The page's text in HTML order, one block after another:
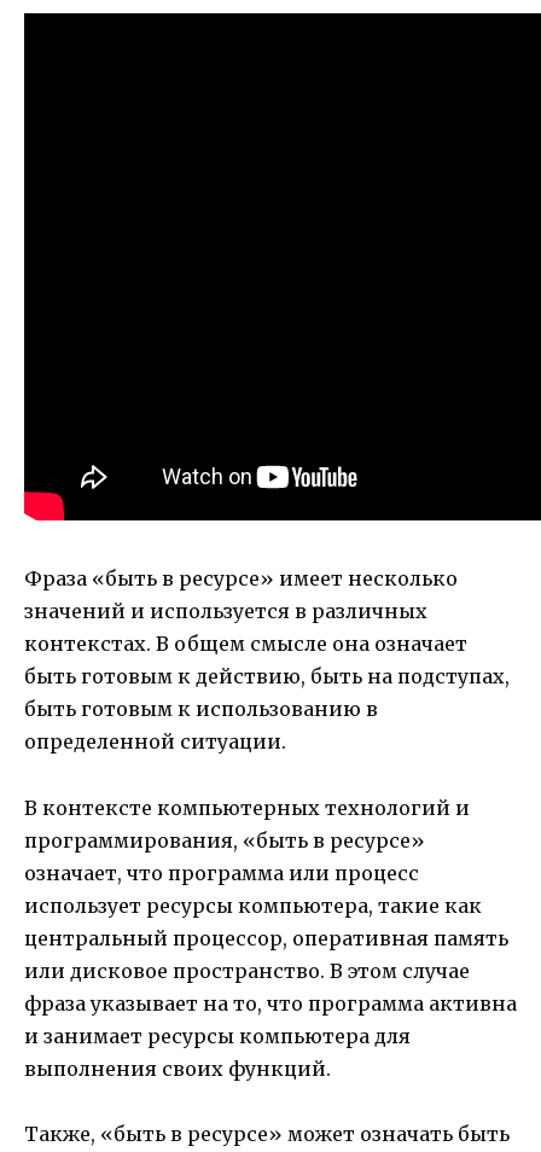
Фраза «быть в ресурсе» имеет несколько
значений и используется в различных
контекстах. В общем смысле она означает
быть готовым к действию, быть на подступах,
быть готовым к использованию в
определенной ситуации.
В контексте компьютерных технологий и
программирования, «быть в ресурсе»
означает, что программа или процесс
использует ресурсы компьютера, такие как
центральный процессор, оперативная память
или дисковое пространство. В этом случае
фраза указывает на то, что программа активна
и занимает ресурсы компьютера для
выполнения своих функций.
Также, «быть в ресурсе» может означать быть